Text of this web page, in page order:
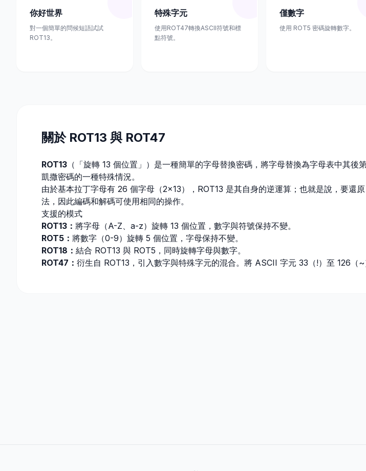
你好世界
對一個簡單的問候短語試試
ROT13。
特殊字元
使用ROT47轉換ASCII符號和標
點符號。
僅數字
使用 ROT5 密碼旋轉數字。
關於 ROT13 與 ROT47
ROT13 （「旋轉 13 個位置」）是一種簡單的字母替換密碼，將字母替換為字母表中其後
凱撒密碼的一種特殊情況。
由於基本拉丁字母有 26 個字母（2×13），ROT13 是其自身的逆運算；也就是說，要還
法，因此編碼和解碼可使用相同的操作。
支援的模式
ROT13： 將字母（A-Z、a-z）旋轉 13 個位置，數字與符號保持不變。
ROT5： 將數字（0-9）旋轉 5 個位置，字母保持不變。
ROT18： 結合 ROT13 與 ROT5，同時旋轉字母與數字。
ROT47： 衍生自 ROT13，引入數字與特殊字元的混合。將 ASCII 字元 33（!）至 126（~